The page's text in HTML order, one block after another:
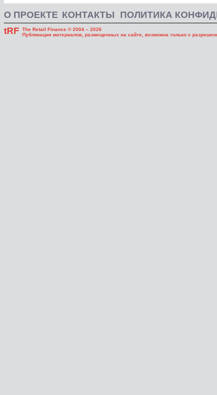
О ПРОЕКТЕ КОНТАКТЫ ПОЛИТИКА
The Retail Finance © 2004 – 2026
Публикация материалов, размещенных на сайте, возможна только с
tRF